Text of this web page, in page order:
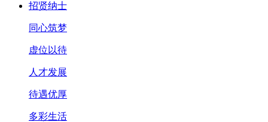
招贤纳士
同心筑梦
虚位以待
人才发展
待遇优厚
多彩生活